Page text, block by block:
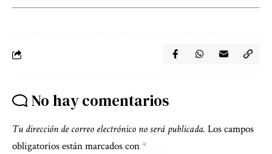
No hay comentarios
Tu dirección de correo electrónico no será publicada. Los campos
obligatorios están marcados con*